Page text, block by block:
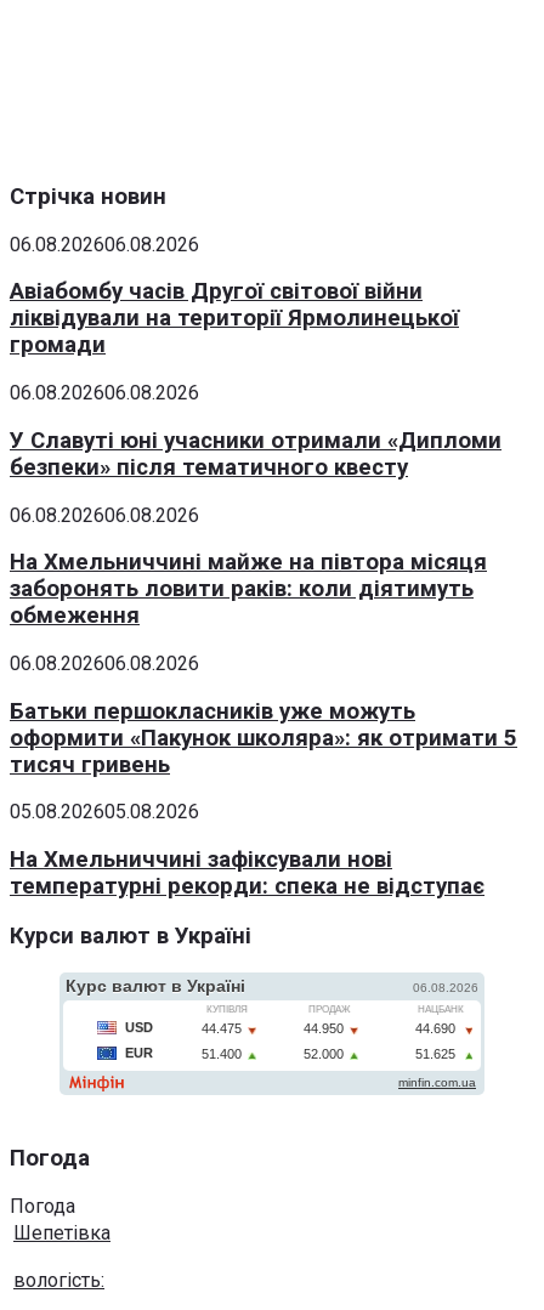
Стрічка новин
06.08.202606.08.2026
Авіабомбу часів Другої світової війни
ліквідували на території Ярмолинецької
громади
06.08.202606.08.2026
У Славуті юні учасники отримали «Дипломи
безпеки» після тематичного квесту
06.08.202606.08.2026
На Хмельниччині майже на півтора місяця
заборонять ловити раків: коли діятимуть
обмеження
06.08.202606.08.2026
Батьки першокласників уже можуть
оформити «Пакунок школяра»: як отримати 5
тисяч гривень
05.08.202605.08.2026
На Хмельниччині зафіксували нові
температурні рекорди: спека не відступає
Курси валют в Україні
Погода
Погода
Шепетівка
вологість: